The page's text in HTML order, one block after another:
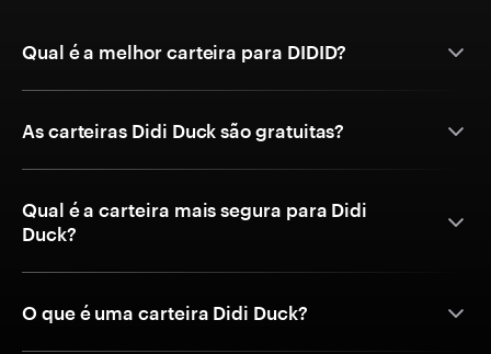
Qual é a melhor carteira para DIDID?
As carteiras Didi Duck são gratuitas?
Qual é a carteira mais segura para Didi
Duck?
O que é uma carteira Didi Duck?